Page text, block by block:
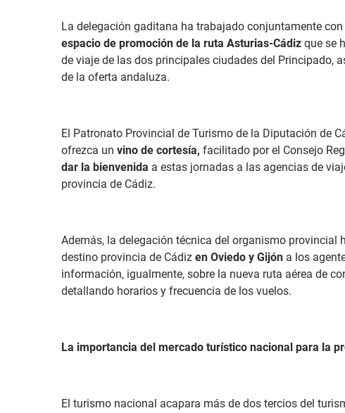
La delegación gaditana ha trabajado conjuntamente
espacio de promoción de la ruta Asturias-Cádiz que se
de viaje de las dos principales ciudades del Principado,
de la oferta andaluza.
El Patronato Provincial de Turismo de la Diputación de
ofrezca un vino de cortesía, facilitado por el Consejo
dar la bienvenida a estas jornadas a las agencias de
provincia de Cádiz.
Además, la delegación técnica del organismo provincial
destino provincia de Cádiz en Oviedo y Gijón a los
información, igualmente, sobre la nueva ruta aérea de
detallando horarios y frecuencia de los vuelos.
La importancia del mercado turístico nacional para la
El turismo nacional acapara más de dos tercios del